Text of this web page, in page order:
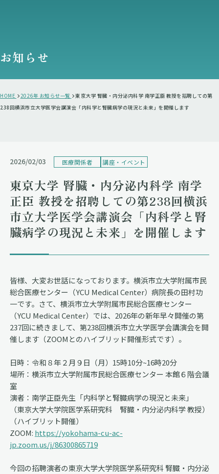
お知らせ
HOME 2026年 お知らせ一覧
東京大学 腎臓・内分泌内科学 南学正臣 教授を招聘しての第
238回横浜市立大学医学会講演会「内科学と腎臓病学の現況と未来」を開催します
2026/02/03 医療関係者 講座・イベント
東京大学 腎臓・内分泌内科学 南学
正臣 教授を招聘しての第238回横浜
市立大学医学会講演会「内科学と腎
臓病学の現況と未来」を開催します
皆様、大変お世話になっております。横浜市立大学附属市民
総合医療センター（YCU Medical Center）病院長の田村功
一です。さて、横浜市立大学附属市民総合医療センター
（YCU Medical Center）では、2026年の新年早々開催の第
237回に続きまして、第238回横浜市立大学医学会講演会を開
催します（ZOOMとのハイブリッド開催形式です）。
日時：令和８年２月９日（月）15時10分~16時20分
場所：横浜市立大学附属市民総合医療センター 本館６階会議
室
演者：南学正臣先生「内科学と腎臓病学の現況と未来」
（東京大学大学院医学系研究科 腎臓・内分泌内科学 教授）
（ハイブリット開催）
ZOOM: https://yokohama-cu-ac-
jp.zoom.us/j/86300865719
今回の招聘演者の東京大学大学院医学系研究科 腎臓・内分泌